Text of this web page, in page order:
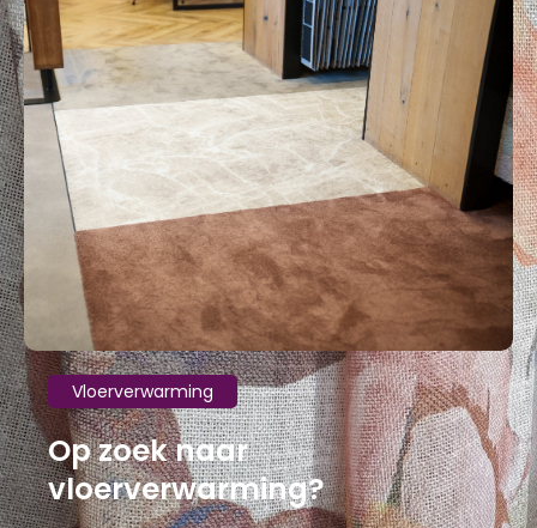
Vloerverwarming
Op zoek naar
vloerverwarming?